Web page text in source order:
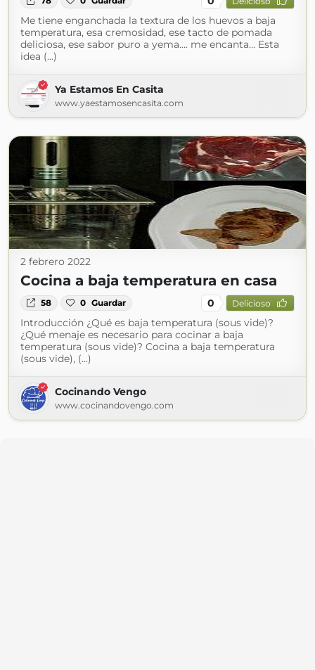
Me tiene enganchada la textura de los huevos a baja
temperatura, esa cremosidad, ese tacto de pomada
deliciosa, ese sabor puro a yema…. me encanta… Esta
idea (...)
Ya Estamos En Casita
www.yaestamosencasita.com
2 febrero 2022
Cocina a baja temperatura en casa
58 0 Guardar 0 Delicioso
Introducción ¿Qué es baja temperatura (sous vide)?
¿Qué menaje es necesario para cocinar a baja
temperatura (sous vide)? Cocina a baja temperatura
(sous vide), (...)
Cocinando Vengo
www.cocinandovengo.com